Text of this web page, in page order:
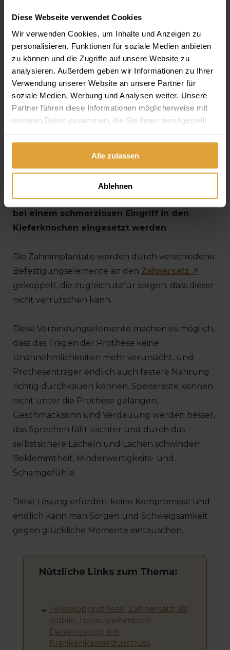
Diese Webseite verwendet Cookies
Wir verwenden Cookies, um Inhalte und Anzeigen zu
personalisieren, Funktionen für soziale Medien anbieten
zu können und die Zugriffe auf unsere Website zu
analysieren. Außerdem geben wir Informationen zu Ihrer
Verwendung unserer Website an unsere Partner für
soziale Medien, Werbung und Analysen weiter. Unsere
Partner führen diese Informationen möglicherweise mit
weiteren Daten zusammen, die Sie ihnen bereitgestellt
haben oder die sie im Rahmen Ihrer Nutzung der Dienste
gesammelt haben.
Alle zulassen
Ablehnen
auf ihrem Platz eingerastet ist, sitzt sie fast
bombenfest.Sie kann auch nachts getragen
werden, und man braucht auch keine Angst
davor zu haben, dass die Prothese beim Essen
oder beim Sprechen verrutscht oder herausfällt.
FIXIERTE VOLLPROTHESE
AUF 2 ODER 4
ZAHNIMPLANTATEN
Prothesen können auf 2 oder 4 Implantaten
befestigt werden, die unter sterilen Umständen
bei einem schmerzlosen Eingriff in den
Kieferknochen eingesetzt werden.
Die Zahnimplantate werden durch verschiedene
Befestigungselemente an den Zahnersatz ↗
gekoppelt, die zugleich dafür sorgen, dass dieser
nicht verrutschen kann.
Diese Verbindungselemente machen es möglich,
dass das Tragen der Prothese keine
Unannehmlichkeiten mehr verursacht, und
Prothesenträger endlich auch festere Nahrung
richtig durchkauen können. Speisereste können
nicht unter die Prothese gelangen,
Geschmackssinn und Verdauung werden besser,
das Sprechen fällt leichter und durch das
selbstsichere Lächeln und Lachen schwinden
Beklemmtheit, Minderwertigkeits- und
Schamgefühle.
Diese Lösung erfordert keine Kompromisse und
endlich kann man Sorgen und Schweigsamkeit
gegen glückliche Momente eintauschen.
Nützliche Links zum Thema:
Teleskopprothese: Zahnersatz als
stabile, herausnehmbare
Dauerlösung mit
Krankenkassenzuschuss